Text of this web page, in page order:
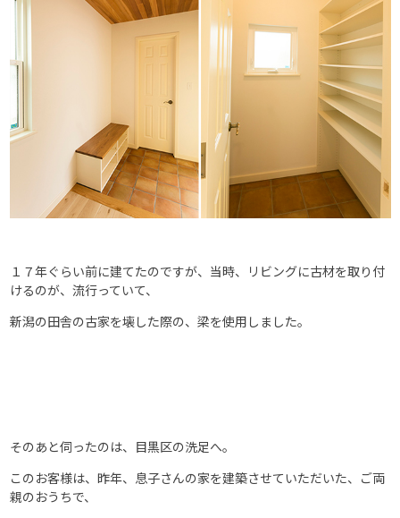
１７年ぐらい前に建てたのですが、当時、リビングに古材を取り付
けるのが、流行っていて、
新潟の田舎の古家を壊した際の、梁を使用しました。
そのあと伺ったのは、目黒区の洗足へ。
このお客様は、昨年、息子さんの家を建築させていただいた、ご両
親のおうちで、